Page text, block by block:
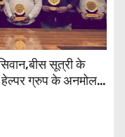
सूत्री के
हेल्पर ग्रुप के अनमोल
आरती अलोक वर्मा
डॉ. सुधांशु शेखर